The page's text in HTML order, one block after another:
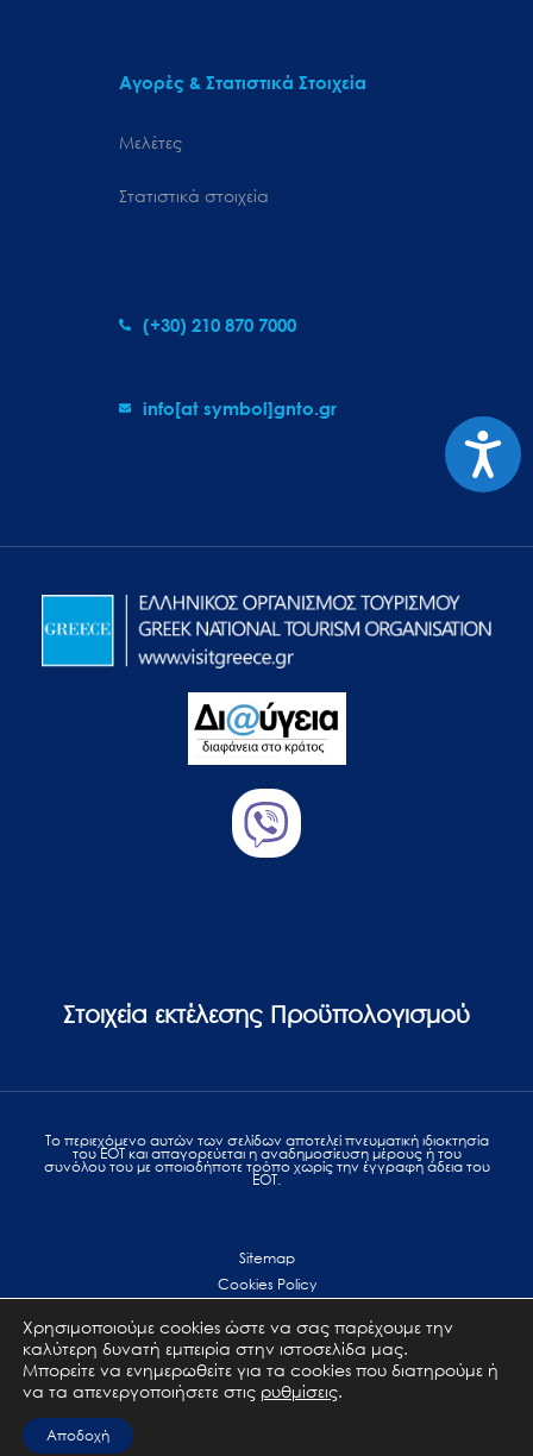
Αγορές & Στατιστικά Στοιχεία
Μελέτες
Στατιστικά στοιχεία
(+30) 210 870 7000
info[at symbol]gnto.gr
Στοιχεία εκτέλεσης Προϋπολογισμού
Το περιεχόμενο αυτών των σελίδων αποτελεί πvευματική ιδιοκτησία
του ΕΟΤ και απαγορεύεται η αναδημοσίευση μέρους ή του
συνόλου του με οποιοδήποτε τρόπο χωρίς την έγγραφη άδεια του
ΕΟΤ.
Sitemap
Cookies Policy
Terms of use
Επικοινωνία
Χρησιμοποιούμε cookies ώστε να σας παρέχουμε την
καλύτερη δυνατή εμπειρία στην ιστοσελίδα μας.
Μπορείτε να ενημερωθείτε για τα cookies που διατηρούμε ή
να τα απενεργοποιήσετε στις ρυθμίσεις.
Αποδοχή